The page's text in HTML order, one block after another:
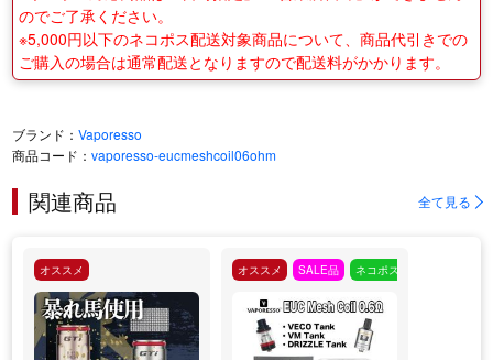
のでご了承ください。
※5,000円以下のネコポス配送対象商品について、商品代引きでの
ご購入の場合は通常配送となりますので配送料がかかります。
ブランド：Vaporesso
商品コード：vaporesso-eucmeshcoil06ohm
関連商品 全て見る
オススメ オススメ SALE品 ネコポス対応